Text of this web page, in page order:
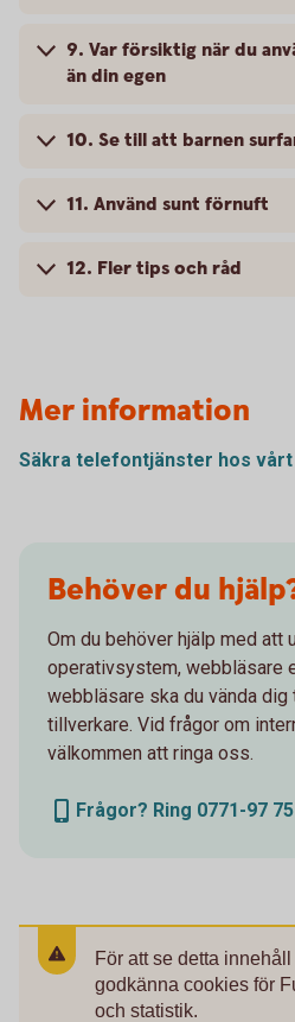
9. Var försiktig när du
än din egen
10. Se till att barnen
11. Använd sunt förnuft
12. Fler tips och råd
Mer information
Säkra telefontjänster hos vårt
Behöver du
Om du behöver hjälp med att
operativsystem, webbläsare
webbläsare ska du vända
tillverkare. Vid frågor om
välkommen att ringa oss.
Frågor? Ring 0771-97
För att se detta
godkänna cookies för
och statistik.